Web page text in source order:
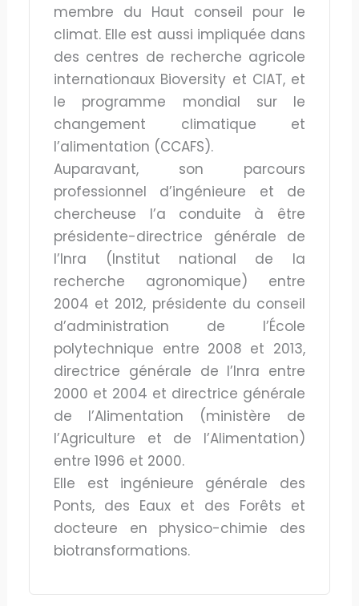
membre du Haut conseil pour le
climat. Elle est aussi impliquée dans
des centres de recherche agricole
internationaux Bioversity et CIAT, et
le programme mondial sur le
changement climatique et
l’alimentation (CCAFS).
Auparavant, son parcours
professionnel d’ingénieure et de
chercheuse l’a conduite à être
présidente-directrice générale de
l’Inra (Institut national de la
recherche agronomique) entre
2004 et 2012, présidente du conseil
d’administration de l’École
polytechnique entre 2008 et 2013,
directrice générale de l’Inra entre
2000 et 2004 et directrice générale
de l’Alimentation (ministère de
l’Agriculture et de l’Alimentation)
entre 1996 et 2000.
Elle est ingénieure générale des
Ponts, des Eaux et des Forêts et
docteure en physico-chimie des
biotransformations.